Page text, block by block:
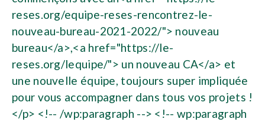
reses.org/equipe-reses-rencontrez-le-
nouveau-bureau-2021-2022/"> nouveau
bureau</a>,<a href="https://le-
reses.org/lequipe/"> un nouveau CA</a> et
une nouvelle équipe, toujours super impliquée
pour vous accompagner dans tous vos projets !
</p> <!-- /wp:paragraph --> <!-- wp:paragraph